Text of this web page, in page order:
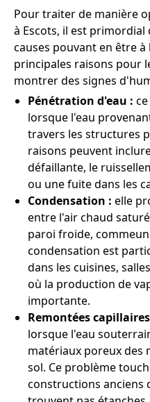
Pour traiter de manière
à Escots, il est
causes pouvant en être
principales raisons pour
montrer des signes
Pénétration d'eau :
lorsque l'eau
travers les structures
raisons peuvent
défaillante, le
ou une fuite dans les
Condensation : elle
entre l'air chaud
paroi froide,
condensation est
dans les cuisines,
où la production de
importante.
Remontées
lorsque l'eau
matériaux poreux des
sol. Ce problème
constructions anciens